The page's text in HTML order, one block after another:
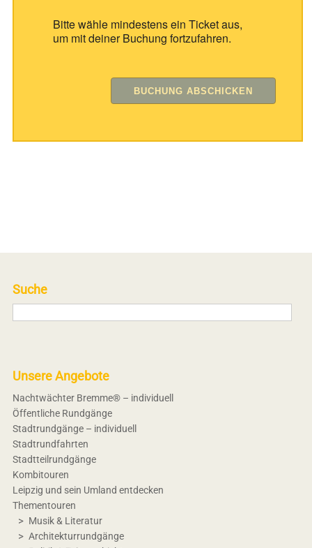
Bitte wähle mindestens ein Ticket aus,
um mit deiner Buchung fortzufahren.
Suche
Unsere Angebote
Nachtwächter Bremme® – individuell
Öffentliche Rundgänge
Stadtrundgänge – individuell
Stadtrundfahrten
Stadtteilrundgänge
Kombitouren
Leipzig und sein Umland entdecken
Thementouren
Musik & Literatur
Architekturrundgänge